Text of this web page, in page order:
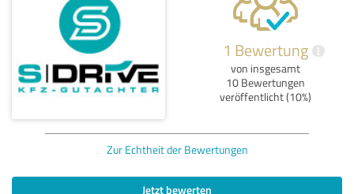
1 Bewertung i
von insgesamt
10 Bewertungen
veröffentlicht (10%)
Zur Echtheit der Bewertungen
Jetzt bewerten